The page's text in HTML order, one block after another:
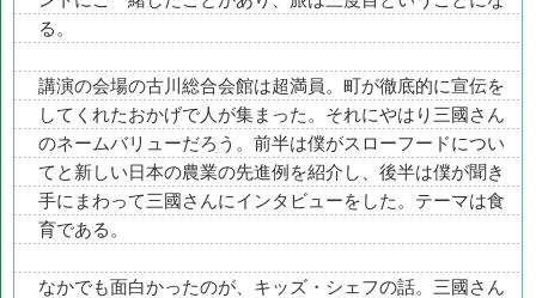
る。
講演の会場の古川総合会館は超満員。町が徹底的に宣伝を
してくれたおかげで人が集まった。それにやはり三國さん
のネームバリューだろう。前半は僕がスローフードについ
てと新しい日本の農業の先進例を紹介し、後半は僕が聞き
手にまわって三國さんにインタビューをした。テーマは食
育である。
なかでも面白かったのが、キッズ・シェフの話。三國さん